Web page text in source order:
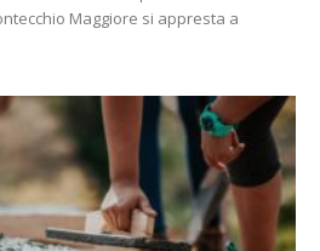
Maggiore si appresta a